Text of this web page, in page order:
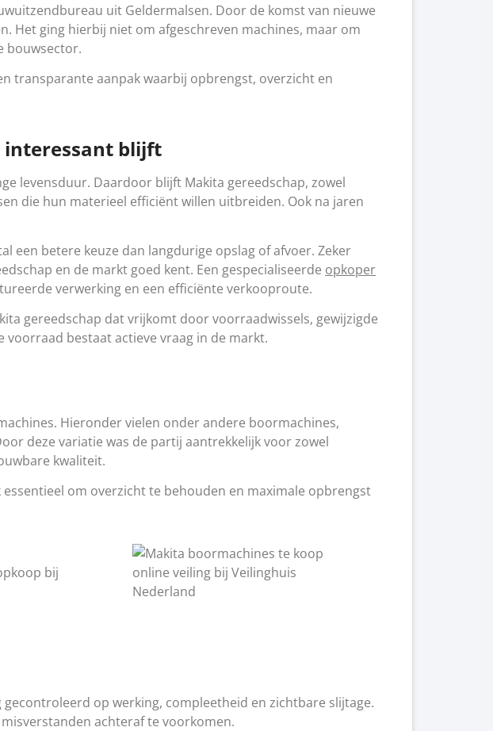
uit Geldermalsen. Door de komst van nieuwe
Het ging hierbij niet om afgeschreven machines, maar om
bouwsector.
transparante aanpak waarbij opbrengst, overzicht en
interessant blijft
levensduur. Daardoor blijft Makita gereedschap, zowel
die hun materieel efficiënt willen uitbreiden. Ook na jaren
een betere keuze dan langdurige opslag of afvoer. Zeker
en de markt goed kent. Een gespecialiseerde opkoper
verwerking en een efficiënte verkooproute.
gereedschap dat vrijkomt door voorraadwissels, gewijzigde
bestaat actieve vraag in de markt.
Hieronder vielen onder andere boormachines,
deze variatie was de partij aantrekkelijk voor zowel
kwaliteit.
om overzicht te behouden en maximale opbrengst
op werking, compleetheid en zichtbare slijtage.
achteraf te voorkomen.